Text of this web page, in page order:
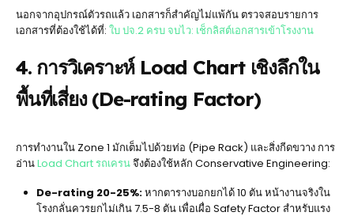
นอกจากอุปกรณ์ตัวรถแล้ว เอกสารก็สำคัญไม่แพ้กัน ตรวจสอบรายการ
เอกสารที่ต้องใช้ได้ที่: ใบ ปจ.2 ครบ จบไว: เช็กลิสต์เอกสารเข้าโรงงาน
4. การวิเคราะห์ Load Chart เชิงลึกใน
พื้นที่เสี่ยง (De-rating Factor)
การทำงานใน Zone 1 มักเต็มไปด้วยท่อ (Pipe Rack) และสิ่งกีดขวาง การ
อ่านLoad Chart รถเครนจึงต้องใช้หลัก Conservative Engineering:
De-rating 20-25%:หากตารางบอกยกได้ 10 ตัน หน้างานจริงใน
โรงกลั่นควรยกไม่เกิน 7.5-8 ตัน เพื่อเผื่อ Safety Factor สำหรับแรง